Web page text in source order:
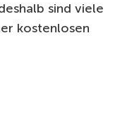
sind viele
kostenlosen